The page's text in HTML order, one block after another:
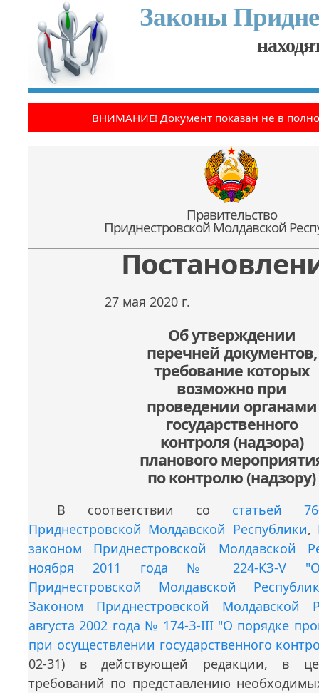
Законы
ВНИМАНИЕ! Документ показан не в
Правительство
Приднестровской Молдавской
27 мая 2020 г.
Об утверждении
перечней документов,
требование которых
возможно при
проведении органами
государственного
контроля (надзора)
планового
по контролю (надзору)
В соответствии со статьей
Приднестровской Молдавской Республики,
законом Приднестровской Молдавской
ноября 2011 года № 224-КЗ-V "О
Приднестровской Молдавской
Законом Приднестровской Молдавской
августа 2002 года № 174-З-III "О порядке
при осуществлении государственного
02-31) в действующей редакции, в
требований по представлению